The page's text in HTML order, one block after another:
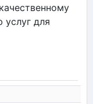
услуг для